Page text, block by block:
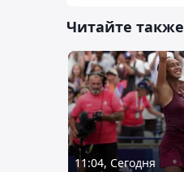
Читайте также
11:04, Сегодня